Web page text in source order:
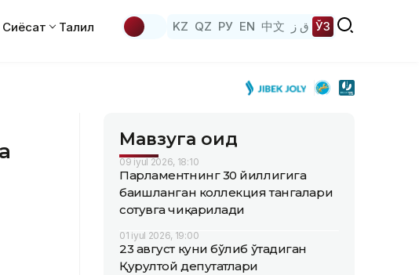
Сиёсат Таҳлил KZ QZ РУ EN 中文 ق ز ЎЗ
Мавзуга оид
09 iyul 2026, 18:10
Парламентнинг 30 йиллигига
бағишланган коллекция тангалари
сотувга чиқарилади
01 iyul 2026, 19:00
23 август куни бўлиб ўтадиган
Қурултой депутатлари